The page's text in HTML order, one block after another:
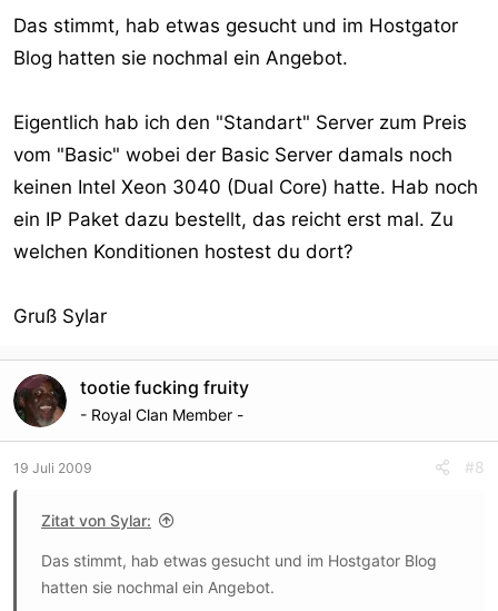
Das stimmt, hab etwas gesucht und im Hostgator
Blog hatten sie nochmal ein Angebot.
Eigentlich hab ich den "Standart" Server zum Preis
vom "Basic" wobei der Basic Server damals noch
keinen Intel Xeon 3040 (Dual Core) hatte. Hab noch
ein IP Paket dazu bestellt, das reicht erst mal. Zu
welchen Konditionen hostest du dort?
Gruß Sylar
tootie fucking fruity
- Royal Clan Member -
19 Juli 2009 #8
Zitat von Sylar:
Das stimmt, hab etwas gesucht und im Hostgator Blog
hatten sie nochmal ein Angebot.